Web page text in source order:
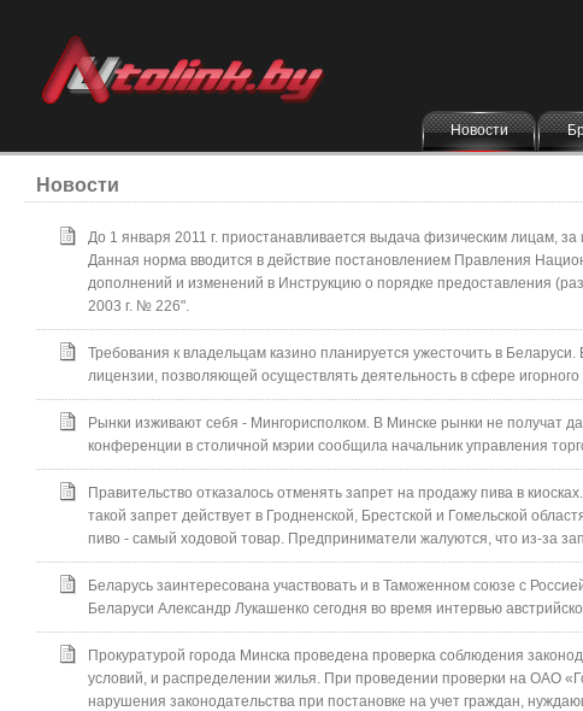
Новости
Новости
До 1 января 2011 г. приостанавливается выдача физическим лицам,
Данная норма вводится в действие постановлением Правления
дополнений и изменений в Инструкцию о порядке предоставления
2003 г. № 226".
Требования к владельцам казино планируется ужесточить в
лицензии, позволяющей осуществлять деятельность в сфере игорного
Рынки изживают себя - Мингорисполком. В Минске рынки не получат
конференции в столичной мэрии сообщила начальник управления
Правительство отказалось отменять запрет на продажу пива в
такой запрет действует в Гродненской, Брестской и Гомельской
пиво - самый ходовой товар. Предприниматели жалуются, что из-за
Беларусь заинтересована участвовать и в Таможенном союзе с
Беларуси Александр Лукашенко сегодня во время интервью
Прокуратурой города Минска проведена проверка соблюдения
условий, и распределении жилья. При проведении проверки на ОАО
нарушения законодательства при постановке на учет граждан,